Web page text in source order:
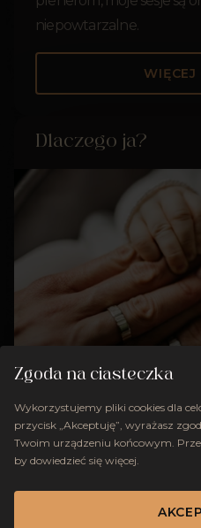
niepowtarzalne.
WIĘCEJ
Dlaczego ja?
Po pierwsze, specjalizuję
chrztów, co gwarantuje
wyczucie w tym rodzaju
umiejętność uchwycenia
Zgoda na ciasteczka
Wykorzystujemy pliki cookies dla
przycisk „Akceptuję”, wyrażasz
Twoim urządzeniu końcowym.
by dowiedzieć się więcej.